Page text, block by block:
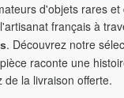
d'objets rares
français à
. Découvrez notre
raconte une
de la livraison offerte.